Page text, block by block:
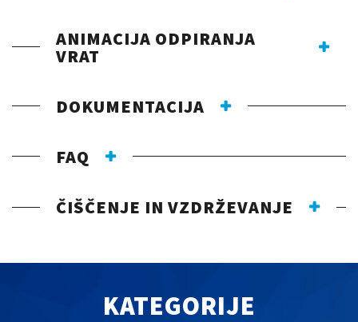
ANIMACIJA ODPIRANJA
VRAT
DOKUMENTACIJA
FAQ
ČIŠČENJE IN VZDRŽEVANJE
KATEGORIJE